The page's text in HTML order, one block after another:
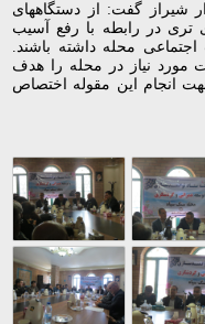
شیراز گفت: از دستگاههای
تری در رابطه با رفع آسیب
محله داشته باشند.
مورد نیاز در محله را هدف
انجام این مقوله اختصاص